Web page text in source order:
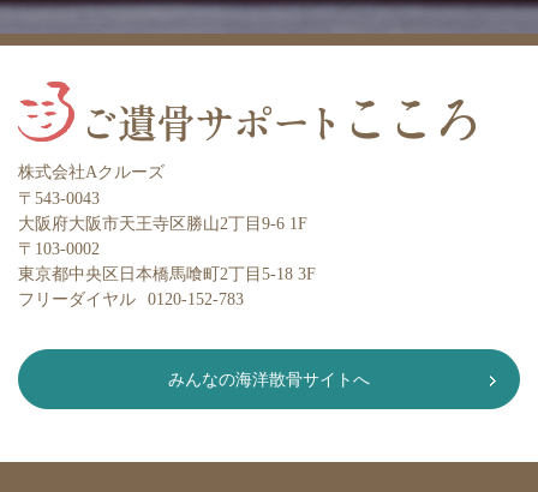
株式会社Aクルーズ
〒543-0043
大阪府大阪市天王寺区勝山2丁目9-6 1F
〒103-0002
東京都中央区日本橋馬喰町2丁目5-18 3F
フリーダイヤル
0120-152-783
みんなの海洋散骨サイトへ